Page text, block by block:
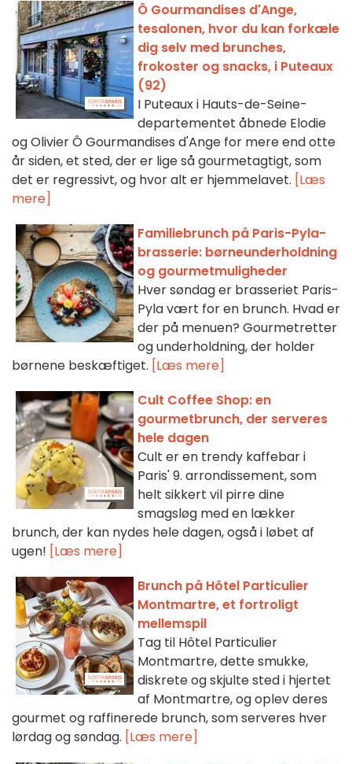
Ô Gourmandises d'Ange,
tesalonen, hvor du kan forkæle
dig selv med brunches,
frokoster og snacks, i Puteaux
(92)
I Puteaux i Hauts-de-Seine-
departementet åbnede Elodie
og Olivier Ô Gourmandises d'Ange for mere end otte
år siden, et sted, der er lige så gourmetagtigt, som
det er regressivt, og hvor alt er hjemmelavet. [Læs
mere]
Familiebrunch på Paris-Pyla-
brasserie: børneunderholdning
og gourmetmuligheder
Hver søndag er brasseriet Paris-
Pyla vært for en brunch. Hvad er
der på menuen? Gourmetretter
og underholdning, der holder
børnene beskæftiget. [Læs mere]
Cult Coffee Shop: en
gourmetbrunch, der serveres
hele dagen
Cult er en trendy kaffebar i
Paris' 9. arrondissement, som
helt sikkert vil pirre dine
smagsløg med en lækker
brunch, der kan nydes hele dagen, også i løbet af
ugen! [Læs mere]
Brunch på Hôtel Particulier
Montmartre, et fortroligt
mellemspil
Tag til Hôtel Particulier
Montmartre, dette smukke,
diskrete og skjulte sted i hjertet
af Montmartre, og oplev deres
gourmet og raffinerede brunch, som serveres hver
lørdag og søndag. [Læs mere]